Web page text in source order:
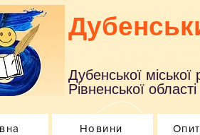
Дубенської міської
Рівненської області
Новини